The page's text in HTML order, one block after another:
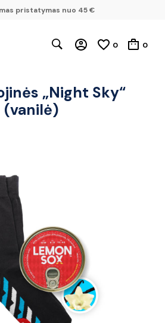
pristatymas nuo 45 €
0 0
„Night Sky“
(vanilė)